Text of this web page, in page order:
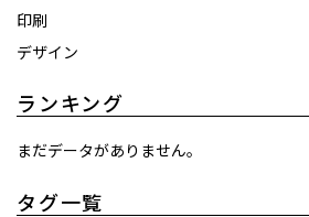
印刷
デザイン
ランキング
まだデータがありません。
タグ一覧